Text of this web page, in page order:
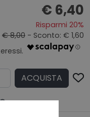
€ 6,40
Risparmi 20%
€ 8,00 - Sconto: € 1,60
ACQUISTA